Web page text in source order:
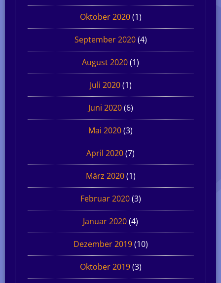
Oktober 2020(1)
September 2020(4)
August 2020(1)
Juli 2020(1)
Juni 2020(6)
Mai 2020(3)
April 2020(7)
März 2020(1)
Februar 2020(3)
Januar 2020(4)
Dezember 2019(10)
Oktober 2019(3)